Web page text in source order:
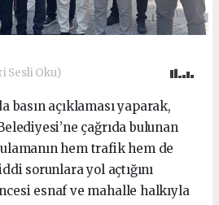
Sesli Oku)
basın açıklaması yaparak,
çağrıda bulunan
hem trafik hem de
sorunlara yol açtığını
esnaf ve mahalle halkıyla